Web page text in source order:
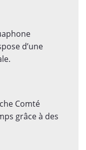
d’une
Comté
grâce à des